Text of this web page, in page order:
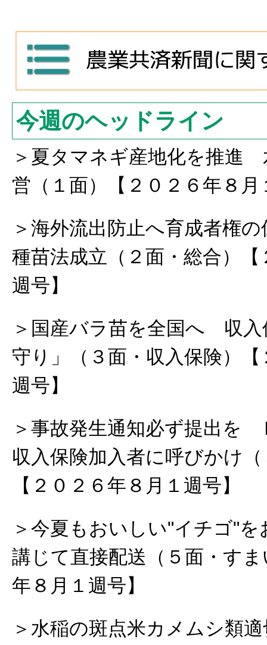
今週のヘッドライン
＞夏タマネギ産地化を推進
営（１面）【２０２６年８月
＞海外流出防止へ育成者権
種苗法成立（２面・総合）
週号】
＞国産バラ苗を全国へ 収入
守り」（３面・収入保険）
週号】
＞事故発生通知必ず提出を
収入保険加入者に呼びかけ
【２０２６年８月１週号】
＞今夏もおいしい"イチゴ"
講じて直接配送（５面・す
年８月１週号】
＞水稲の斑点米カメムシ類